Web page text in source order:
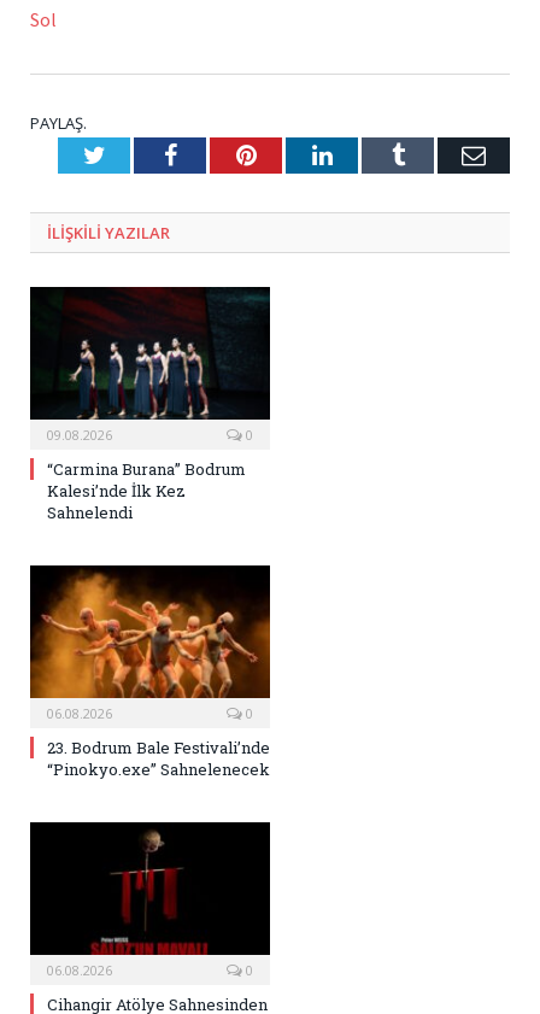
Sol
PAYLAŞ.
TwitterFacebookPinterestLinkedInTumblr E-
ILIŞKILI YAZILAR
09.08.2026 0
“Carmina Burana” Bodrum
Kalesi’nde İlk Kez
Sahnelendi
06.08.2026 0
23. Bodrum Bale Festivali’nde
“Pinokyo.exe” Sahnelenecek
06.08.2026 0
Cihangir Atölye Sahnesinden